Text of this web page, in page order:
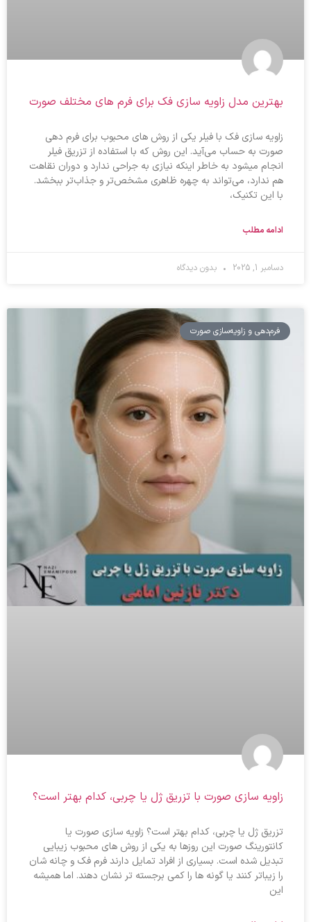
بهترین مدل زاويه سازی فک برای فرم های مختلف صورت
زاویه سازی فک با فیلر یکی از روش‌ های محبوب برای فرم‌ دهی
صورت به حساب می‌آید. این روش که با استفاده از تزریق فیلر
انجام میشود به خاطر اینکه نیازی به جراحی ندارد و دوران نقاهت
هم ندارد، می‌تواند به چهره ظاهری مشخص‌تر و جذاب‌تر ببخشد.
با این تکنیک،
ادامه مطلب
دسامبر 1, 2025 بدون دیدگاه
فرم‌دهی و زاویه‌سازی صورت
زاویه‌ سازی صورت با تزریق ژل یا چربی، کدام بهتر است؟
تزریق ژل یا چربی، کدام بهتر است؟ زاویه‌ سازی صورت یا
کانتورینگ صورت این روزها به یکی از روش‌ های محبوب زیبایی
تبدیل شده است. بسیاری از افراد تمایل دارند فرم فک و چانه‌ شان
را زیباتر کنند یا گونه‌ ها را کمی برجسته‌ تر نشان دهند. اما همیشه
این